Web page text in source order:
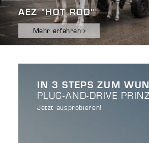
AEZ "HOT ROD"
Mehr erfahren
IN 3 STEPS ZUM
PLUG-AND-DRIVE
Jetzt ausprobieren!